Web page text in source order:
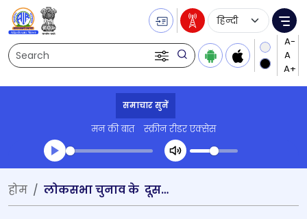
Search
Language
समाचार सुनें
मन की बात स्क्रीन रीडर एक्सेस
Transcript summary
प्ले ऑडियो
होम लोकसभा चुनाव के दूसरे चरण के लिए आज रात तक उम्मीदवारों की संख्या तय हो जाएगी